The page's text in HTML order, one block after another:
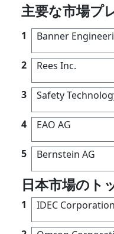
主要な市場プ
1 Banner
2 Rees Inc.
3 Safety
4 EAO AG
5 Bernstein AG
日本市場のト
1 IDEC Corporation